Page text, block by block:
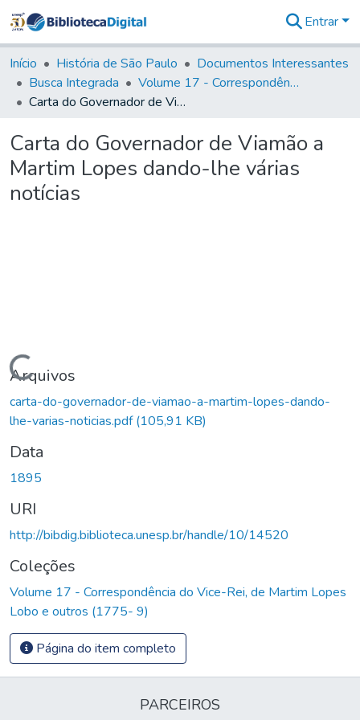
&
Coleções
Tudo na
Biblioteca
Estatísticas
Entrar
Início História de São Paulo
Documentos Interessantes
Busca Integrada
Volume 17 - Correspondência do Vice-Rei, de Martim Lopes Lobo e outros (1775- 9)
Carta do Governador de Viamão a Martim Lopes dando-lhe várias notícias
Carta do Governador de Viamão a
Martim Lopes dando-lhe várias
notícias
Carregando...
Arquivos
carta-do-governador-de-viamao-a-martim-lopes-dando-
lhe-varias-noticias.pdf(105,91 KB)
Data
1895
URI
http://bibdig.biblioteca.unesp.br/handle/10/14520
Coleções
Volume 17 - Correspondência do Vice-Rei, de Martim Lopes
Lobo e outros (1775- 9)
Página do item completo
PARCEIROS